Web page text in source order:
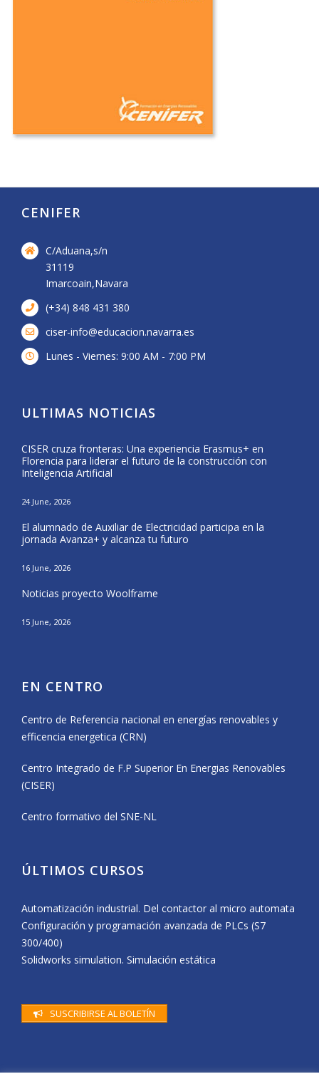
CENIFER
C/Aduana,s/n
31119
Imarcoain,Navara
(+34) 848 431 380
ciser-info@educacion.navarra.es
Lunes - Viernes: 9:00 AM - 7:00 PM
ULTIMAS NOTICIAS
CISER cruza fronteras: Una experiencia Erasmus+ en
Florencia para liderar el futuro de la construcción con
Inteligencia Artificial
24 June, 2026
El alumnado de Auxiliar de Electricidad participa en la
jornada Avanza+ y alcanza tu futuro
16 June, 2026
Noticias proyecto Woolframe
15 June, 2026
EN CENTRO
Centro de Referencia nacional en energías renovables y
efficencia energetica (CRN)
Centro Integrado de F.P Superior En Energias Renovables
(CISER)
Centro formativo del SNE-NL
ÚLTIMOS CURSOS
Automatización industrial. Del contactor al micro automata
Configuración y programación avanzada de PLCs (S7
300/400)
Solidworks simulation. Simulación estática
SUSCRIBIRSE AL BOLETÍN